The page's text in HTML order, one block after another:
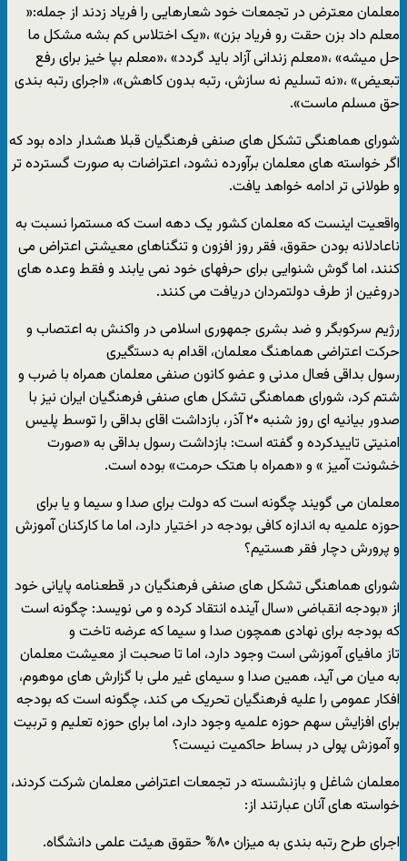
معلمان معترض در تجمعات خود شعارهایی را فریاد زدند از جمله:«
معلم داد بزن حقت رو فریاد بزن» ،«یک اختلاس کم بشه مشکل ما
حل میشه» ،«معلم زندانی آزاد باید گردد» ،«معلم بپا خیز برای رفع
تبعیض» ،«نه تسلیم نه سازش، رتبه بدون کاهش»، «اجرای رتبه بندی
حق مسلم ماست».
شورای هماهنگی تشکل های صنفی فرهنگیان قبلا هشدار داده بود که
اگر خواسته های معلمان برآورده نشود، اعتراضات به صورت گسترده تر
و طولانی تر ادامه خواهد یافت.
واقعیت اینست که معلمان کشور یک دهه است که مستمرا نسبت به
ناعادلانه بودن حقوق، فقر روز افزون و تنگناهای معیشتی اعتراض می
کنند، اما گوش شنوایی برای حرفهای خود نمی یابند و فقط وعده های
دروغین از طرف دولتمردان دریافت می کنند.
رژیم سرکوبگر و ضد بشری جمهوری اسلامی در واکنش به اعتصاب و
حرکت اعتراضی هماهنگ معلمان، اقدام به دستگیری
رسول بداقی فعال مدنی و عضو کانون صنفی معلمان همراه با ضرب و
شتم کرد، شورای هماهنگی تشکل های صنفی فرهنگیان ایران نیز با
صدور بیانیه ای روز شنبه ۲۰ آذر، بازداشت اقای بداقی را توسط پلیس
امنیتی تاییدکرده و گفته است: بازداشت رسول بداقی به «صورت
خشونت آمیز » و «همراه با هتک حرمت» بوده است.
معلمان می گویند چگونه است که دولت برای صدا و سیما و یا برای
حوزه علمیه به اندازه کافی بودجه در اختیار دارد، اما ما کارکنان آموزش
و پرورش دچار فقر هستیم؟
شورای هماهنگی تشکل های صنفی فرهنگیان در قطعنامه پایانی خود
از «بودجه انقباضی «سال آینده انتقاد کرده و می نویسد: چگونه است
که بودجه برای نهادی همچون صدا و سیما که عرضه تاخت و
تاز مافیای آموزشی است وجود دارد، اما تا صحبت از معیشت معلمان
به میان می آید، همین صدا و سیمای غیر ملی با گزارش های موهوم،
افکار عمومی را علیه فرهنگیان تحریک می کند، چگونه است که بودجه
برای افزایش سهم حوزه علمیه وجود دارد، اما برای حوزه تعلیم و تربیت
و آموزش پولی در بساط حاکمیت نیست؟
معلمان شاغل و بازنشسته در تجمعات اعتراضی معلمان شرکت کردند،
خواسته های آنان عبارتند از:
اجرای طرح رتبه بندی به میزان ۸۰% حقوق هیئت علمی دانشگاه.